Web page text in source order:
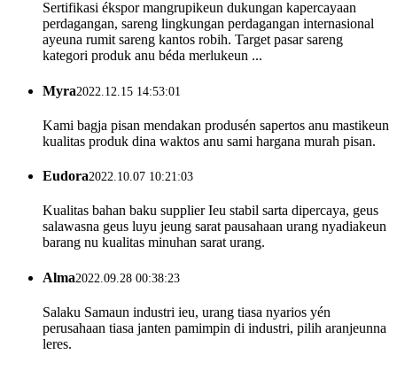
Sertifikasi ékspor mangrupikeun dukungan kapercayaan
perdagangan, sareng lingkungan perdagangan internasional
ayeuna rumit sareng kantos robih. Target pasar sareng
kategori produk anu béda merlukeun ...
Myra2022.12.15 14:53:01
Kami bagja pisan mendakan produsén sapertos anu mastikeun
kualitas produk dina waktos anu sami hargana murah pisan.
Eudora2022.10.07 10:21:03
Kualitas bahan baku supplier Ieu stabil sarta dipercaya, geus
salawasna geus luyu jeung sarat pausahaan urang nyadiakeun
barang nu kualitas minuhan sarat urang.
Alma2022.09.28 00:38:23
Salaku Samaun industri ieu, urang tiasa nyarios yén
perusahaan tiasa janten pamimpin di industri, pilih aranjeunna
leres.